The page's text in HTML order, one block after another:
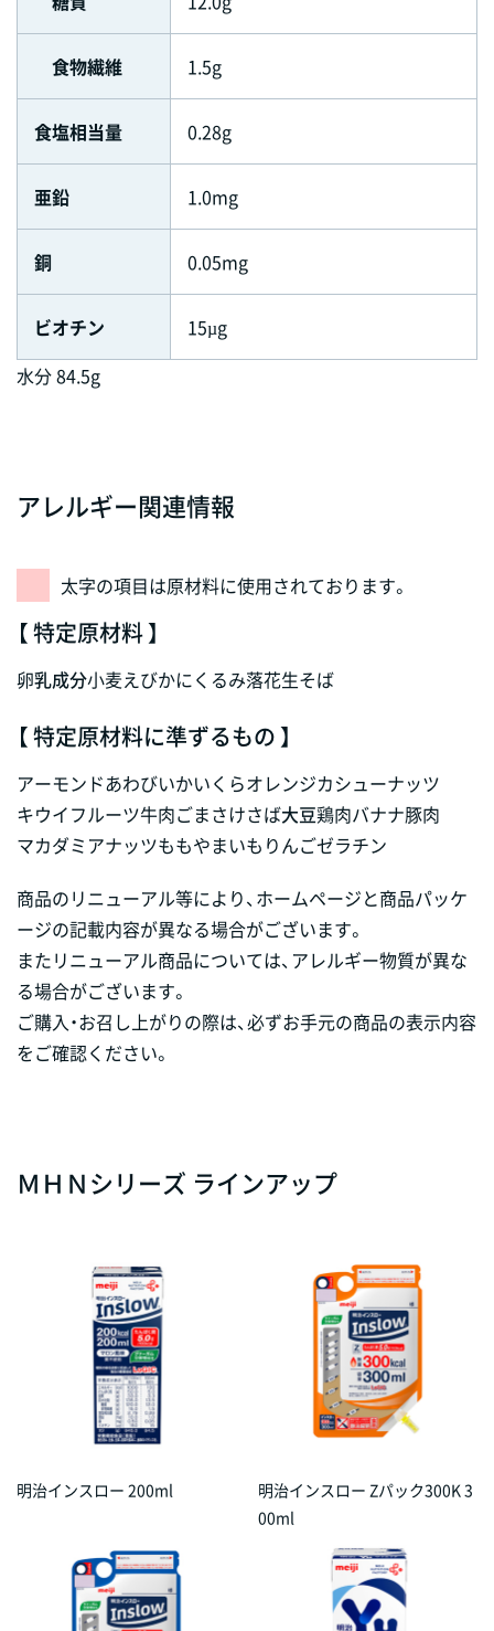
食物繊維 1.5g
食塩相当量 0.28g
亜鉛 1.0mg
銅 0.05mg
ビオチン
15µg
水分 84.5g
アレルギー関連情報
太字の項目は原材料に使用されております。
【 特定原材料 】
卵乳成分小麦えびかにくるみ落花生そば
【 特定原材料に準ずるもの 】
アーモンドあわびいかいくらオレンジカシューナッツ
キウイフルーツ牛肉ごまさけさば大豆鶏肉バナナ豚肉
マカダミアナッツももやまいも りんごゼラチン
商品のリニューアル等により、ホームページと商品パッケ
ージの記載内容が異なる場合がございます。
またリニューアル商品については、アレルギー物質が異な
る場合がございます。
ご購入・お召し上がりの際は、必ずお手元の商品の表示内容
をご確認ください。
ＭＨＮシリーズ ラインアップ
明治インスロー 200ml
明治インスロー Zパック300K 3
00ml